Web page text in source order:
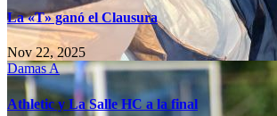
La «T» ganó el Clausura
Nov 22, 2025
Damas A
Athletic y La Salle HC a la final